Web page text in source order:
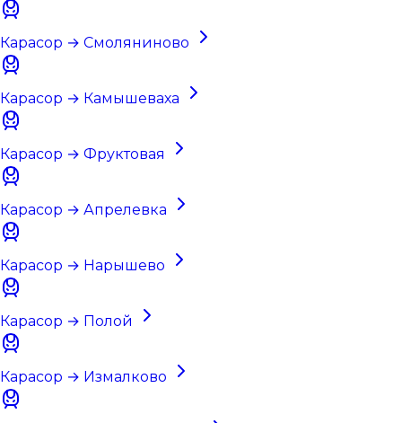
Карасор → Смоляниново
Карасор → Камышеваха
Карасор → Фруктовая
Карасор → Апрелевка
Карасор → Нарышево
Карасор → Полой
Карасор → Измалково